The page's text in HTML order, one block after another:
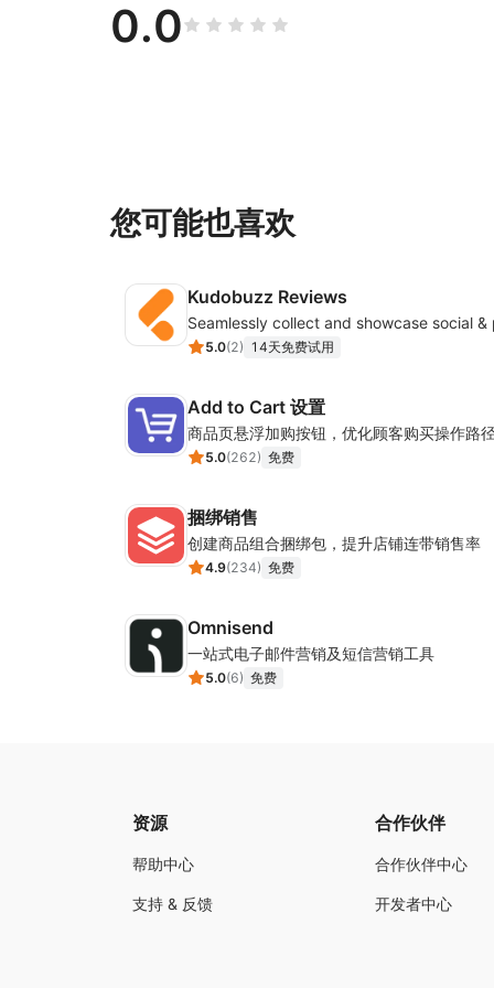
0.0
您可能也喜欢
Kudobuzz Reviews
5.0(2) 14天免费试用
Add to Cart 设置
商品页悬浮加购按钮，优化顾客购买操作路
5.0(262) 免费
捆绑销售
创建商品组合捆绑包，提升店铺连带销售率
4.9(234) 免费
Omnisend
一站式电子邮件营销及短信营销工具
5.0(6) 免费
资源
帮助中心
支持 & 反馈
合作伙伴
合作伙伴中心
开发者中心